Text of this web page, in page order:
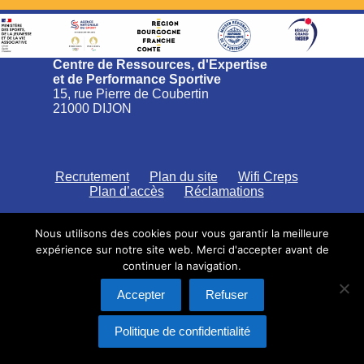
Centre de Ressources, d'Expertise
et de Performance Sportive
15, rue Pierre de Coubertin
21000 DIJON
Recrutement Plan du site
Wifi Creps
Plan d’accès
Réclamations
CREPS Bourgogne Franche-Comté
Saisine par voie électronique
Mentions légales
Nous utilisons des cookies pour vous garantir la meilleure
expérience sur notre site web. Merci d'accepter avant de
continuer la navigation.
Accepter Refuser
Politique de confidentialité